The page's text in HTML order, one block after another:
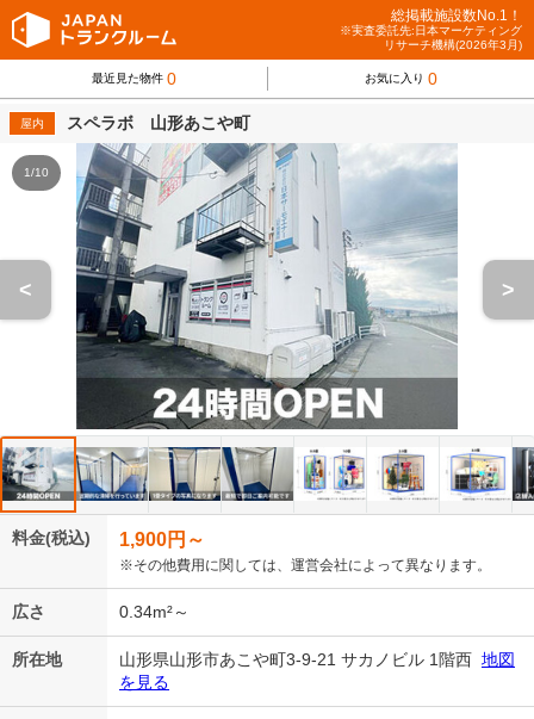
総掲載施設数No.1！
※実査委託先:日本マーケティング
リサーチ機構(2026年3月)
最近見た物件 0 お気に入り 0
屋内 スペラボ 山形あこや町
1/10
< >
料金(税込) 1,900円～
※その他費用に関しては、運営会社によって異なります。
広さ 0.34m²～
所在地 山形県山形市あこや町3-9-21 サカノビル 1階西 地図
を見る